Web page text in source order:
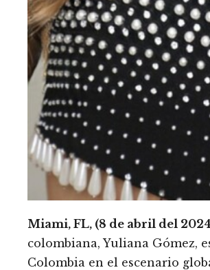
Miami, FL, (8 de abril del
colombiana, Yuliana Gómez,
Colombia en el escenario